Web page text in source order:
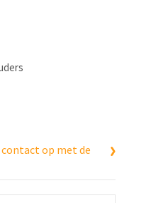
op met de